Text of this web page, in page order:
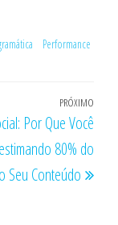
Performance
PRÓXIMO
Por Que Você
80% do
Seu Conteúdo